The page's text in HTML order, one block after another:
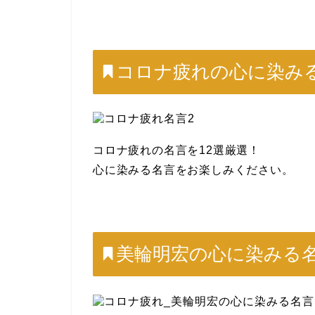
コロナ疲れの心に染み
コロナ疲れの名言を12選厳選！
心に染みる名言をお楽しみください。
美輪明宏の心に染みる